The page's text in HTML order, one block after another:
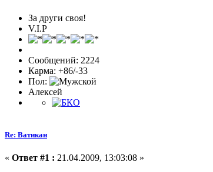
За други своя!
V.I.P
Сообщений: 2224
Карма: +86/-33
Пол:
Алексей
Re: Ватикан
« Ответ #1 : 21.04.2009, 13:03:08 »